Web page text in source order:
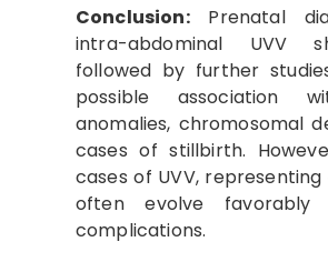
Conclusion:Prenatal
intra-abdominal UVV
followed by further
possible association
anomalies, chromosomal
cases of stillbirth.
cases of UVV,
often evolve
complications.